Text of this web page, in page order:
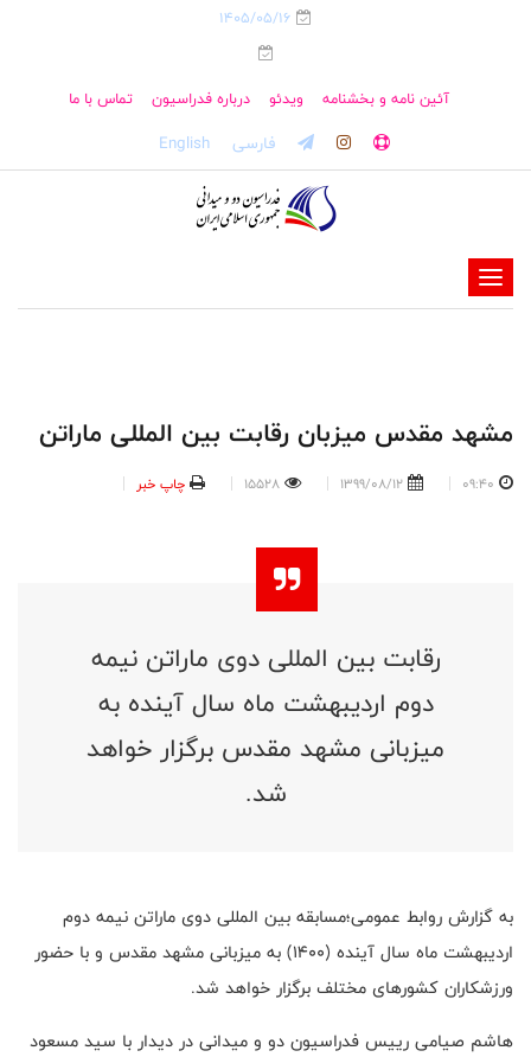
1405/05/16
آئین نامه و بخشنامه ویدئو درباره فدراسیون تماس با ما
فارسی English
-
-
-
-
مشهد مقدس میزبان رقابت بین المللی ماراتن
09:40
1399/08/12
15528 چاپ خبر
رقابت بین المللی دوی ماراتن نیمه
دوم اردیبهشت ماه سال آینده به
میزبانی مشهد مقدس برگزار خواهد
شد.
به گزارش روابط عمومی؛مسابقه بین المللی دوی ماراتن نیمه دوم
اردیبهشت ماه سال آینده (۱۴۰۰) به میزبانی مشهد مقدس و با حضور
ورزشکاران کشور‌های مختلف برگزار خواهد شد.
هاشم صیامی رییس فدراسیون دو و میدانی در دیدار با سید مسعود